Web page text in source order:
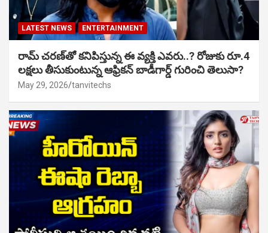
LATEST NEWS ENTERTAINMENT
రామ్ చరణ్‌తో కనిపిస్తున్న ఈ వ్యక్తి ఎవరు..? రోజుకు రూ.4
లక్షలు తీసుకుంటున్న ఆఫ్రికన్ బాడీగార్డ్ గురించి తెలుసా?
May 29, 2026 tanvitechs